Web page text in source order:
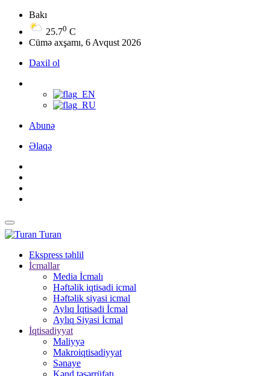
Bakı
25.70 C
Cümə axşamı, 6 Avqust 2026
Daxil ol
Abunə
Əlaqə
Turan
Ekspress təhlil
İcmallar
Media İcmalı
Həftəlik iqtisadi icmal
Həftəlik siyasi icmal
Aylıq İqtisadi İcmal
Aylıq Siyasi İcmal
İqtisadiyyat
Maliyyə
Makroiqtisadiyyat
Sənaye
Kənd təsərrüfatı